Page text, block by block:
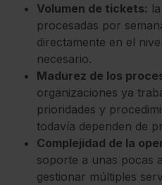
Volumen de tickets:
procesadas por
directamente en el
necesario.
Madurez de los
organizaciones ya
prioridades y
todavía dependen de
Complejidad de la
soporte a unas pocas
gestionar múltiples